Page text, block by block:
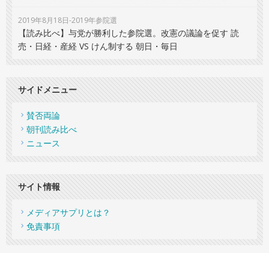
2019年8月18日-2019年参院選
【読み比べ】与党が勝利した参院選。改憲の議論を促す 読
売・日経・産経 VS けん制する 朝日・毎日
サイドメニュー
賛否両論
朝刊読み比べ
ニュース
サイト情報
メディアサプリとは？
免責事項